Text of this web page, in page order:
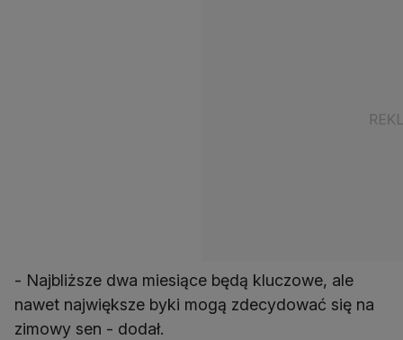
- Najbliższe dwa miesiące będą kluczowe, ale
nawet największe byki mogą zdecydować się na
zimowy sen - dodał.